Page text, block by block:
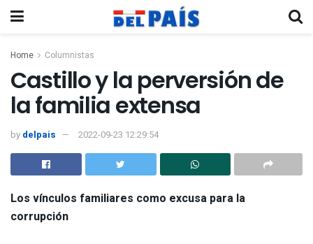
Home Columnistas
Castillo y la perversión de
la familia extensa
by delpais 2022-09-23 12:29:54
Los vínculos familiares como excusa para la
corrupción